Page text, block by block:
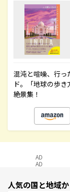
混沌と喧噪、行っ
ド。「地球の歩
絶景集！
AD
AD
人気の国と地域